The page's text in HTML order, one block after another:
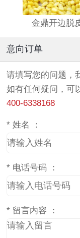
金鼎开边脱
意向订单
请填写您的问题，
如有任何疑问，可
400-6338168
* 姓名 ：
* 电话号码 ：
* 留言内容 ：